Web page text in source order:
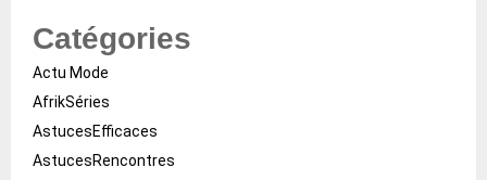
Catégories
Actu Mode
AfrikSéries
AstucesEfficaces
AstucesRencontres